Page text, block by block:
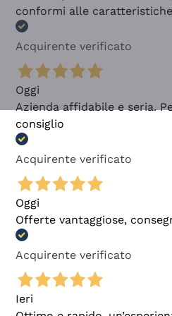
conformi alle
Acquirente verificato
Oggi
Azienda affidabile e seria.
consiglio
Acquirente verificato
Oggi
Offerte vantaggiose,
Acquirente verificato
Ieri